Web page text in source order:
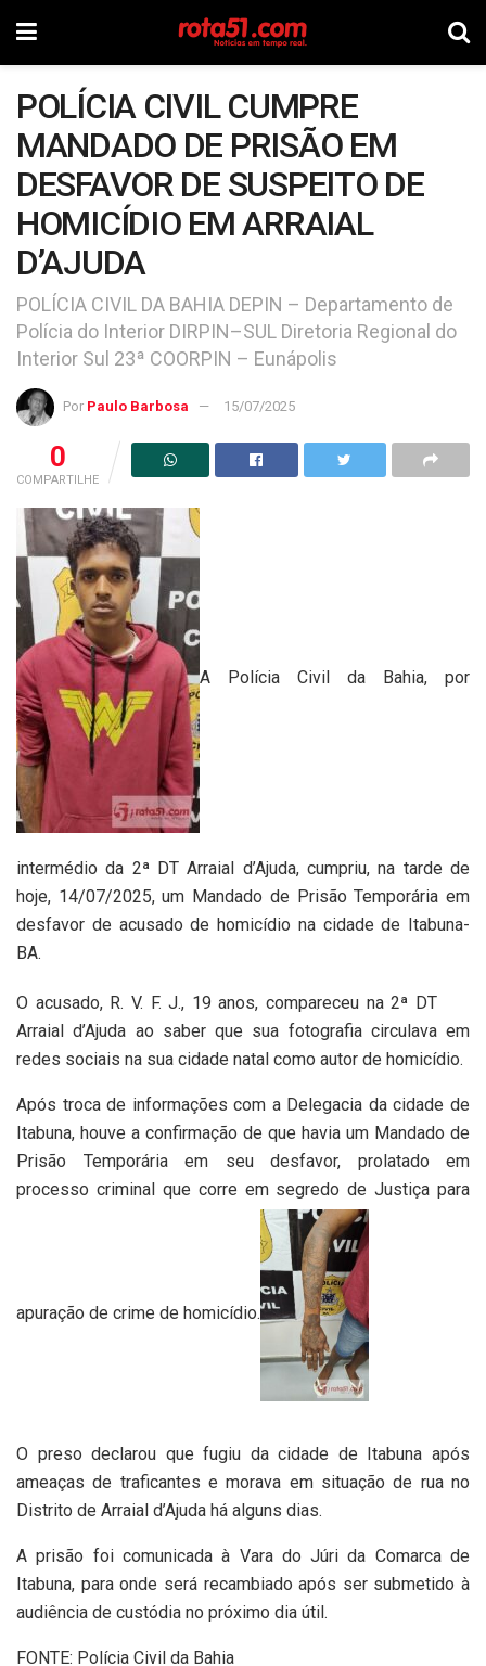
POLÍCIA CIVIL CUMPRE
MANDADO DE PRISÃO EM
DESFAVOR DE SUSPEITO DE
HOMICÍDIO EM ARRAIAL
D’AJUDA
POLÍCIA CIVIL DA BAHIA DEPIN – Departamento de
Polícia do Interior DIRPIN–SUL Diretoria Regional do
Interior Sul 23ª COORPIN – Eunápolis
Por Paulo Barbosa 15/07/2025
0
COMPARTILHE
A Polícia Civil da Bahia, por
intermédio da 2ª DT Arraial d’Ajuda, cumpriu, na tarde de
hoje, 14/07/2025, um Mandado de Prisão Temporária em
desfavor de acusado de homicídio na cidade de Itabuna-
BA.
O acusado, R. V. F. J., 19 anos, compareceu na 2ª DT
Arraial d’Ajuda ao saber que sua fotografia circulava em
redes sociais na sua cidade natal como autor de homicídio.
Após troca de informações com a Delegacia da cidade de
Itabuna, houve a confirmação de que havia um Mandado de
Prisão Temporária em seu desfavor, prolatado em
processo criminal que corre em segredo de Justiça para
apuração de crime de homicídio.
O preso declarou que fugiu da cidade de Itabuna após
ameaças de traficantes e morava em situação de rua no
Distrito de Arraial d’Ajuda há alguns dias.
A prisão foi comunicada à Vara do Júri da Comarca de
Itabuna, para onde será recambiado após ser submetido à
audiência de custódia no próximo dia útil.
FONTE: Polícia Civil da Bahia